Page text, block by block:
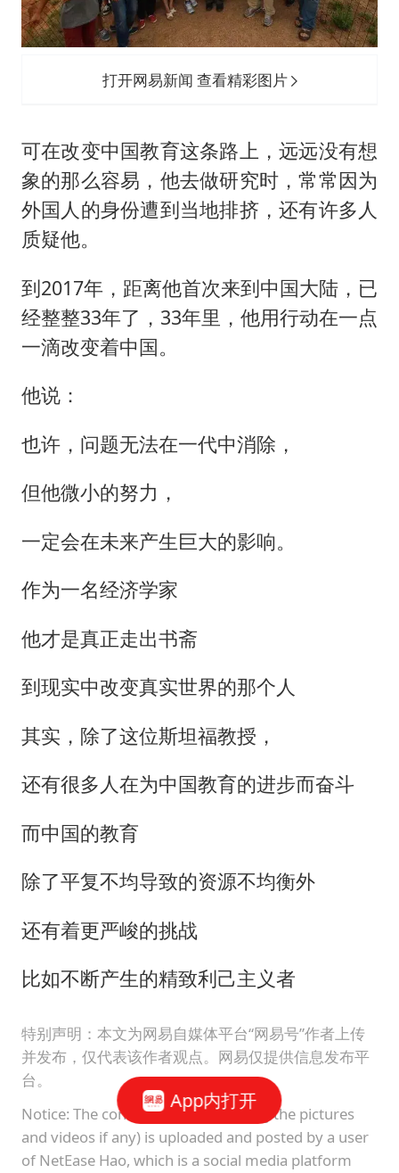
打开网易新闻 查看精彩图片
可在改变中国教育这条路上，远远没有想
象的那么容易，他去做研究时，常常因为
外国人的身份遭到当地排挤，还有许多人
质疑他。
到2017年，距离他首次来到中国大陆，已
经整整33年了，33年里，他用行动在一点
一滴改变着中国。
他说：
也许，问题无法在一代中消除，
但他微小的努力，
一定会在未来产生巨大的影响。
作为一名经济学家
他才是真正走出书斋
到现实中改变真实世界的那个人
其实，除了这位斯坦福教授，
还有很多人在为中国教育的进步而奋斗
而中国的教育
除了平复不均导致的资源不均衡外
还有着更严峻的挑战
比如不断产生的精致利己主义者
特别声明：本文为网易自媒体平台“网易号”作者上传
并发布，仅代表该作者观点。网易仅提供信息发布平
台。
Notice: The content above (including the pictures
and videos if any) is uploaded and posted by a user
of NetEase Hao, which is a social media platform
App内打开